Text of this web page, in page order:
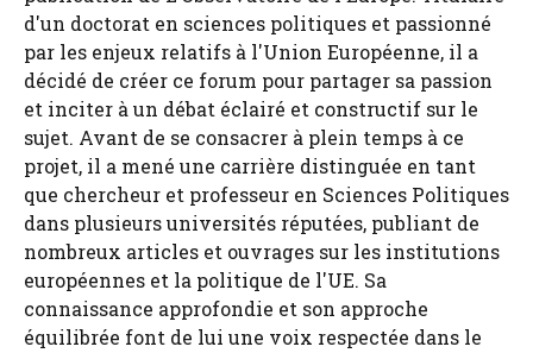
d'un doctorat en sciences politiques et passionné
par les enjeux relatifs à l'Union Européenne, il a
décidé de créer ce forum pour partager sa passion
et inciter à un débat éclairé et constructif sur le
sujet. Avant de se consacrer à plein temps à ce
projet, il a mené une carrière distinguée en tant
que chercheur et professeur en Sciences Politiques
dans plusieurs universités réputées, publiant de
nombreux articles et ouvrages sur les institutions
européennes et la politique de l'UE. Sa
connaissance approfondie et son approche
équilibrée font de lui une voix respectée dans le